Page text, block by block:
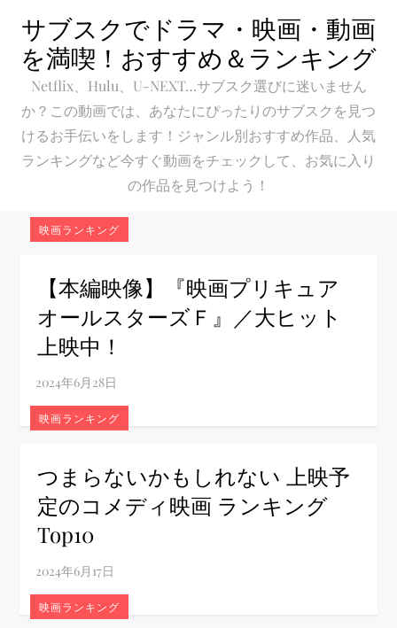
content
サブスクでドラマ・映画・動画
を満喫！おすすめ＆ランキング
Netflix、Hulu、U-NEXT…サブスク選びに迷いません
か？この動画では、あなたにぴったりのサブスクを見つ
けるお手伝いをします！ジャンル別おすすめ作品、人気
ランキングなど今すぐ動画をチェックして、お気に入り
の作品を見つけよう！
映画ランキング
【本編映像】『映画プリキュア
オールスターズＦ』／大ヒット
上映中！
映画ランキング
つまらないかもしれない 上映予
定のコメディ映画 ランキング
Top10
映画ランキング